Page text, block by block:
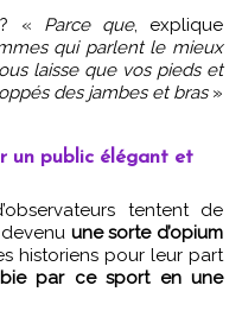
« Parce que, explique
qui parlent le mieux
laisse que vos pieds et
des jambes et bras»
un public élégant et
une sorte d’opium
historiens pour leur part
par ce sport en une